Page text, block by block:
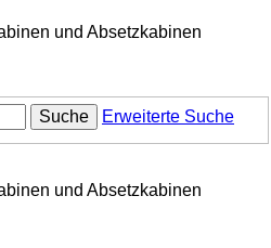
und Absetzkabinen
Suche Erweiterte Suche
und Absetzkabinen